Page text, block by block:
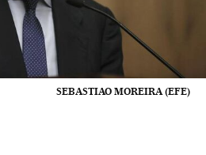
SEBASTIAO MOREIRA (EFE)